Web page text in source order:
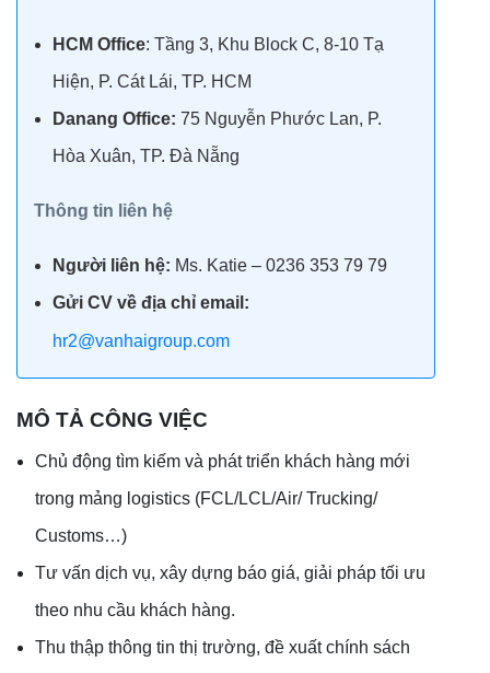
HCM Office: Tầng 3, Khu Block C, 8-10 Tạ
Hiện, P. Cát Lái, TP. HCM
Danang Office: 75 Nguyễn Phước Lan, P.
Hòa Xuân, TP. Đà Nẵng
Thông tin liên hệ
Người liên hệ: Ms. Katie – 0236 353 79 79
Gửi CV về địa chỉ email:
hr2@vanhaigroup.com
MÔ TẢ CÔNG VIỆC
Chủ động tìm kiếm và phát triển khách hàng mới
trong mảng logistics (FCL/LCL/Air/ Trucking/
Customs…)
Tư vấn dịch vụ, xây dựng báo giá, giải pháp tối ưu
theo nhu cầu khách hàng.
Thu thập thông tin thị trường, đề xuất chính sách